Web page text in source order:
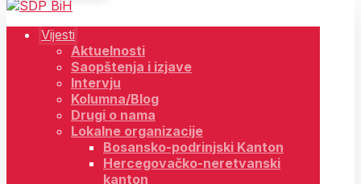
Vijesti
Aktuelnosti
Saopštenja i izjave
Intervju
Kolumna/Blog
Drugi o nama
Lokalne organizacije
Bosansko-podrinjski Kanton
Hercegovačko-neretvanski
kanton